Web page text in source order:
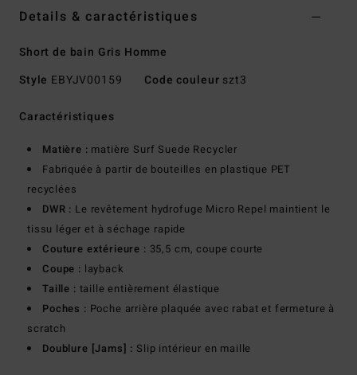
Details & caractéristiques
Short de bain Gris Homme
Style EBYJV00159 Code couleur szt3
Caractéristiques
Matière : matière Surf Suede Recycler
Fabriquée à partir de bouteilles en plastique PET
recyclées
DWR : Le revêtement hydrofuge Micro Repel maintient le
tissu léger et à séchage rapide
Couture extérieure : 35,5 cm, coupe courte
Coupe : layback
Taille : taille entièrement élastique
Poches : Poche arrière plaquée avec rabat et fermeture à
scratch
Doublure [Jams] : Slip intérieur en maille